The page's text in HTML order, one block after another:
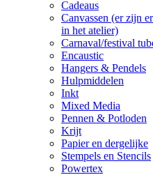
Cadeaus
Canvassen (er zijn
in het atelier)
Carnaval/festival
Encaustic
Hangers & Pendels
Hulpmiddelen
Inkt
Mixed Media
Pennen & Potloden
Krijt
Papier en dergelijke
Stempels en Stencils
Powertex